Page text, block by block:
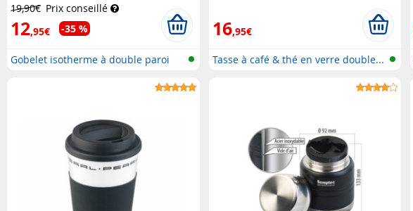
19,90€ Prix conseillé
12,95€ -35 %
Gobelet isotherme à double paroi
16,95€
Tasse à café & thé en verre double...